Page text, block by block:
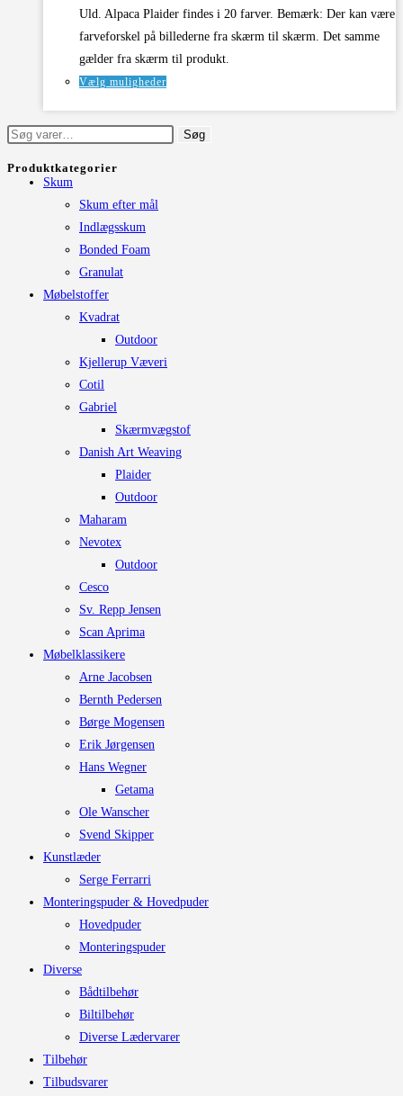
Uld. Alpaca Plaider findes i 20 farver. Bemærk: Der kan være
farveforskel på billederne fra skærm til skærm. Det samme
gælder fra skærm til produkt.
Vælg muligheder
har
flere
Søg
Søg
Produktkategorier
Skum
Skum efter mål
Indlægsskum
Bonded Foam
Granulat
Møbelstoffer
Kvadrat
Outdoor
Kjellerup Væveri
Cotil
Gabriel
Skærmvægstof
Danish Art Weaving
Plaider
Outdoor
Maharam
Nevotex
Outdoor
Cesco
Sv. Repp Jensen
Scan Aprima
Møbelklassikere
Arne Jacobsen
Bernth Pedersen
Børge Mogensen
Erik Jørgensen
Hans Wegner
Getama
Ole Wanscher
Svend Skipper
Kunstlæder
Serge Ferrarri
Monteringspuder & Hovedpuder
Hovedpuder
Monteringspuder
Diverse
Bådtilbehør
Biltilbehør
Diverse Lædervarer
Tilbehør
Tilbudsvarer